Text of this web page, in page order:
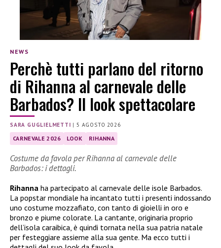
NEWS
Perchè tutti parlano del ritorno
di Rihanna al carnevale delle
Barbados? Il look spettacolare
SARA GUGLIELMETTI |5 AGOSTO 2026
CARNEVALE 2026 LOOK RIHANNA
Costume da favola per Rihanna al carnevale delle
Barbados: i dettagli.
Rihanna ha partecipato al carnevale delle isole Barbados.
La popstar mondiale ha incantato tutti i presenti indossando
uno costume mozzafiato, con tanto di gioielli in oro e
bronzo e piume colorate. La cantante, originaria proprio
dell’isola caraibica, è quindi tornata nella sua patria natale
per festeggiare assieme alla sua gente. Ma ecco tutti i